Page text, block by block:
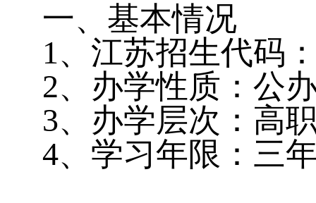
一、基本情况
1、江苏招生代码
2、办学性质：公
3、办学层次：高
4、学习年限：三